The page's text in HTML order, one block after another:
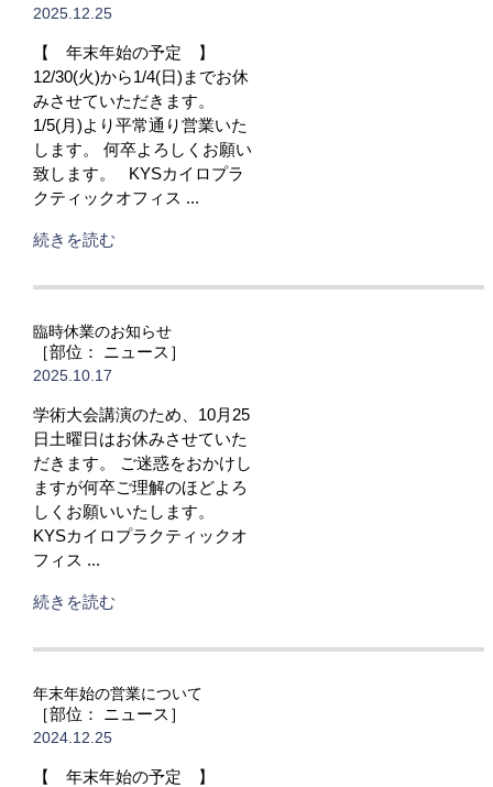
2025.12.25
【 年末年始の予定 】
12/30(火)から1/4(日)までお休
みさせていただきます。
1/5(月)より平常通り営業いた
します。 何卒よろしくお願い
致します。 KYSカイロプラ
クティックオフィス ...
続きを読む
臨時休業のお知らせ
［部位： ニュース］
2025.10.17
学術大会講演のため、10月25
日土曜日はお休みさせていた
だきます。 ご迷惑をおかけし
ますが何卒ご理解のほどよろ
しくお願いいたします。
KYSカイロプラクティックオ
フィス ...
続きを読む
年末年始の営業について
［部位： ニュース］
2024.12.25
【 年末年始の予定 】